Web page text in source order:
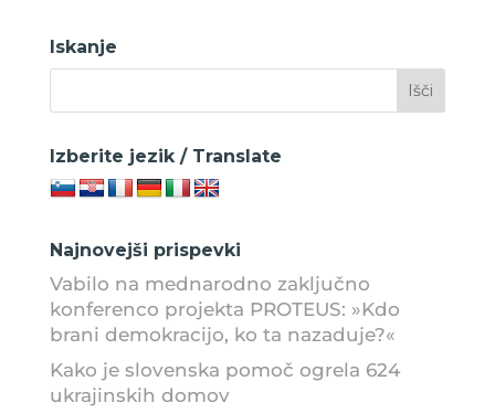
Iskanje
Izberite jezik / Translate
Najnovejši prispevki
Vabilo na mednarodno zaključno
konferenco projekta PROTEUS: »Kdo
brani demokracijo, ko ta nazaduje?«
Kako je slovenska pomoč ogrela 624
ukrajinskih domov